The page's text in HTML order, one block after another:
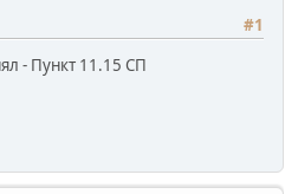
#1
- Пункт 11.15 СП